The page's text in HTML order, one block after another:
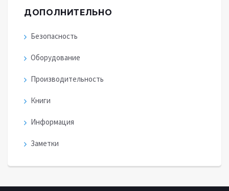
ДОПОЛНИТЕЛЬНО
Безопасность
Оборудование
Производительность
Книги
Информация
Заметки